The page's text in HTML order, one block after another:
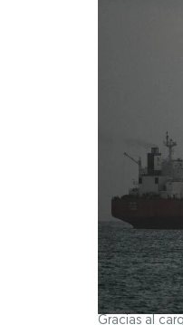
Gracias al